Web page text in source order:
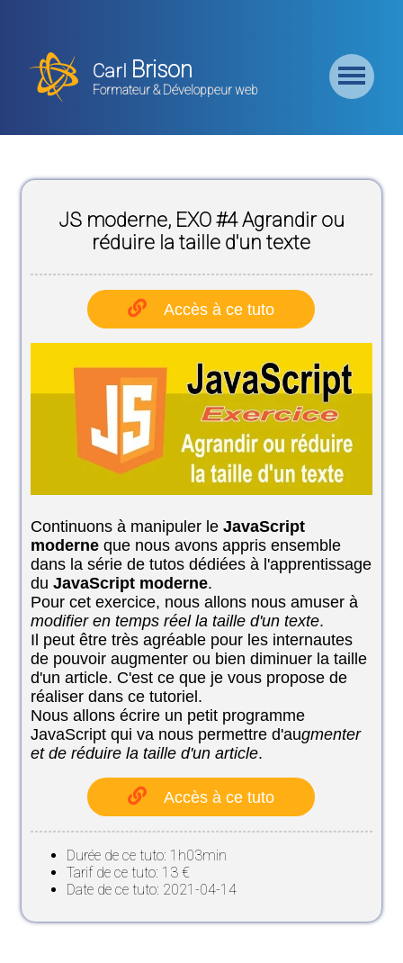
Carl Brison
Formateur & Développeur web
Formation
Backend
Formation
Frontend
Formation
Logiciel
Liste des
Bundles
JS moderne, EXO #4 Agrandir ou
réduire la taille d'un texte
Accès à ce tuto
Continuons à manipuler le JavaScript
moderneque nous avons appris ensemble
dans la série de tutos dédiées à l'apprentissage
du JavaScript moderne.
Pour cet exercice, nous allons nous amuser à
modifier en temps réel la taille d'un texte.
Il peut être très agréable pour les internautes
de pouvoir augmenter ou bien diminuer la taille
d'un article. C'est ce que je vous propose de
réaliser dans ce tutoriel.
Nous allons écrire un petit programme
JavaScript qui va nous permettre d'augmenter
et de réduire la taille d'un article.
Accès à ce tuto
Durée de ce tuto: 1h03min
Tarif de ce tuto: 13 €
Date de ce tuto: 2021-04-14